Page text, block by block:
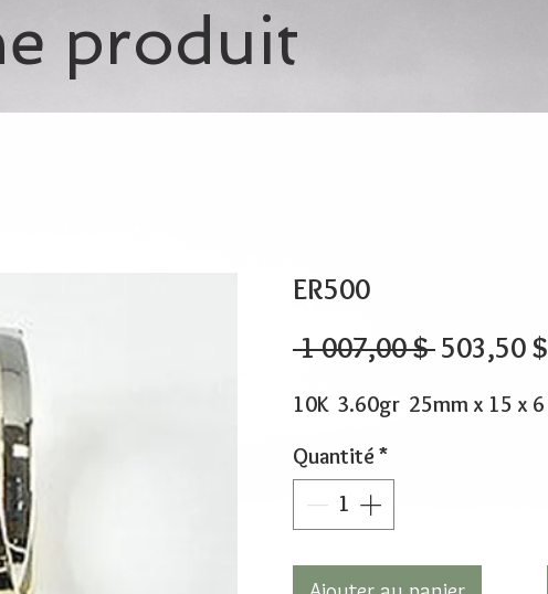
produit
ER500
1 007,00 $ Prix
503,50 $
10K 3.60gr 25mm x 15 x 6
Quantité*